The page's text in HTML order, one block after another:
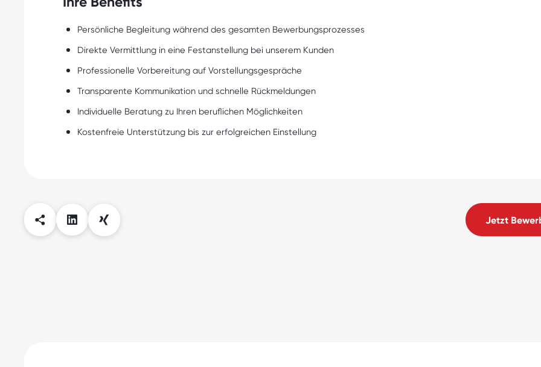
Persönliche Begleitung während des gesamten Bewerbungsprozesses
Direkte Vermittlung in eine Festanstellung bei unserem Kunden
Professionelle Vorbereitung auf Vorstellungsgespräche
Transparente Kommunikation und schnelle Rückmeldungen
Individuelle Beratung zu Ihren beruflichen Möglichkeiten
Kostenfreie Unterstützung bis zur erfolgreichen Einstellung
Jetzt